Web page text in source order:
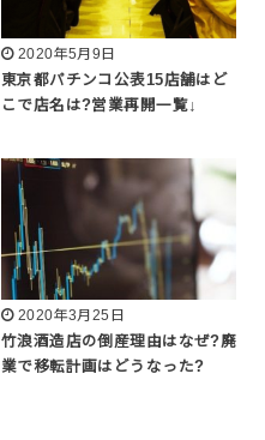
2020年5月9日
東京都パチンコ公表15店舗はど
こで店名は?営業再開一覧↓
2020年3月25日
竹浪酒造店の倒産理由はなぜ?廃
業で移転計画はどうなった?